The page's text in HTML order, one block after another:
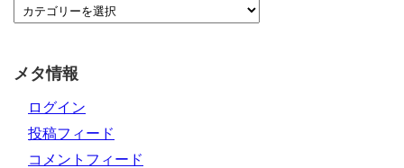
メタ情報
ログイン
投稿フィード
コメントフィード